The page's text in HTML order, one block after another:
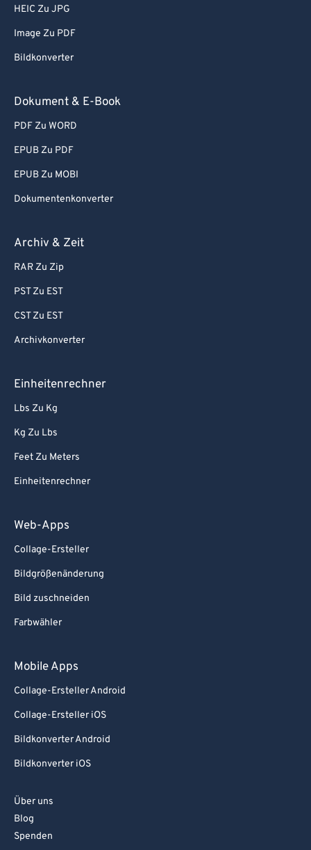
HEIC Zu JPG
Image Zu PDF
Bildkonverter
Dokument & E-Book
PDF Zu WORD
EPUB Zu PDF
EPUB Zu MOBI
Dokumentenkonverter
Archiv & Zeit
RAR Zu Zip
PST Zu EST
CST Zu EST
Archivkonverter
Einheitenrechner
Lbs Zu Kg
Kg Zu Lbs
Feet Zu Meters
Einheitenrechner
Web-Apps
Collage-Ersteller
Bildgrößenänderung
Bild zuschneiden
Farbwähler
Mobile Apps
Collage-Ersteller Android
Collage-Ersteller iOS
Bildkonverter Android
Bildkonverter iOS
Über uns
Blog
Spenden